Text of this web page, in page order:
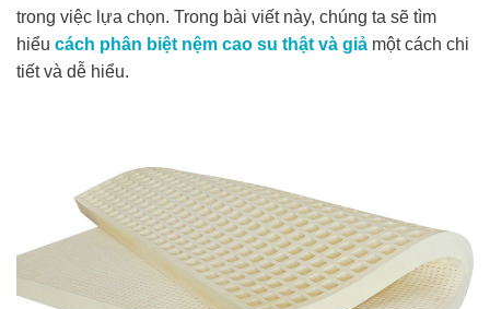
trong việc lựa chọn. Trong bài viết này, chúng ta sẽ tìm
hiểu cách phân biệt nệm cao su thật và giả một cách chi
tiết và dễ hiểu.